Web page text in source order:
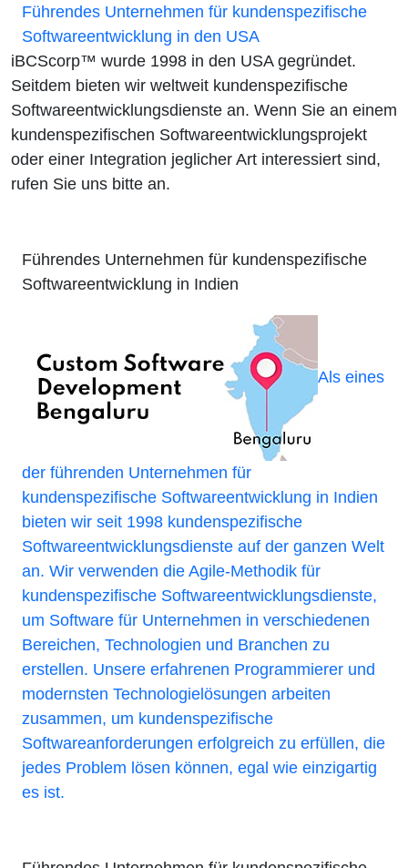
Führendes Unternehmen für kundenspezifische
Softwareentwicklung in den USA
iBCScorp™ wurde 1998 in den USA gegründet.
Seitdem bieten wir weltweit kundenspezifische
Softwareentwicklungsdienste an. Wenn Sie an einem
kundenspezifischen Softwareentwicklungsprojekt
oder einer Integration jeglicher Art interessiert sind,
rufen Sie uns bitte an.
Führendes Unternehmen für kundenspezifische
Softwareentwicklung in Indien
Als eines
der führenden Unternehmen für
kundenspezifische Softwareentwicklung in Indien
bieten wir seit 1998 kundenspezifische
Softwareentwicklungsdienste auf der ganzen Welt
an. Wir verwenden die Agile-Methodik für
kundenspezifische Softwareentwicklungsdienste,
um Software für Unternehmen in verschiedenen
Bereichen, Technologien und Branchen zu
erstellen. Unsere erfahrenen Programmierer und
modernsten Technologielösungen arbeiten
zusammen, um kundenspezifische
Softwareanforderungen erfolgreich zu erfüllen, die
jedes Problem lösen können, egal wie einzigartig
es ist.